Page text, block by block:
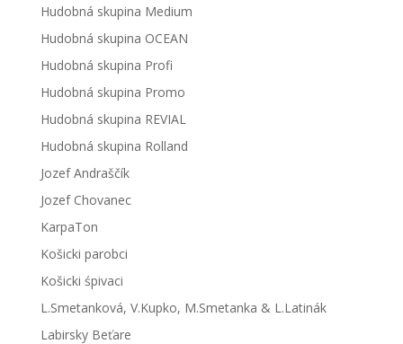
Hudobná skupina Medium
Hudobná skupina OCEAN
Hudobná skupina Profi
Hudobná skupina Promo
Hudobná skupina REVIAL
Hudobná skupina Rolland
Jozef Andraščík
Jozef Chovanec
KarpaTon
Košicki parobci
Košicki śpivaci
L.Smetanková, V.Kupko, M.Smetanka & L.Latinák
Labirsky Beťare